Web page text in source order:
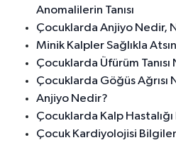
Anomalilerin Tanısı
Çocuklarda Anjiyo Nedir,
Minik Kalpler Sağlıkla
Çocuklarda Üfürüm Tanısı
Çocuklarda Göğüs
Anjiyo Nedir?
Çocuklarda Kalp Hastalığı
Çocuk Kardiyolojisi